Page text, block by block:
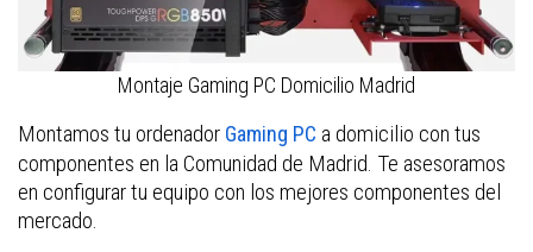
Montaje Gaming PC Domicilio Madrid
Montamos tu ordenador Gaming PC a domicilio con tus
componentes en la Comunidad de Madrid. Te asesoramos
en configurar tu equipo con los mejores componentes del
mercado.